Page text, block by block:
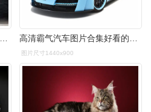
精选霸气十足的超级炫酷奔驰跑车高清汽车图片电脑桌面壁纸下载 高清霸气汽车图片合集好看的电脑桌面壁纸下载第一辑
图片尺寸1440x900